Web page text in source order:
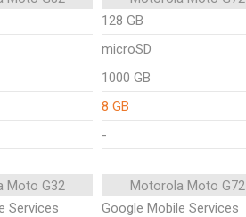
128 GB
microSD
1000 GB
8 GB
-
Moto G32 Motorola Moto G72
Services
Google Mobile Services